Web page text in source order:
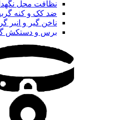
نظافت محل
ضد کک و کنه
ناخن گیر و انبر
برس و دستکش